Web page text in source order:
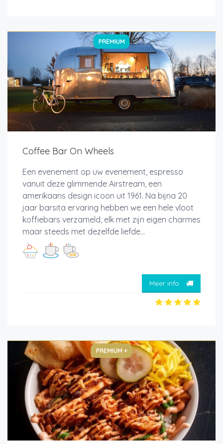
PREMIUM
Coffee Bar On Wheels
Een evenement op uw evenement, espresso
vanuit deze glimmende Airstream, een
amerikaans design icoon uit 1961. Na bijna 20
jaar barsita ervaring hebben we een hele vloot
koffiebars verzameld, elk met zijn eigen charmes
maar steeds met dezelfde liefde...
Meer info
PREMIUM +